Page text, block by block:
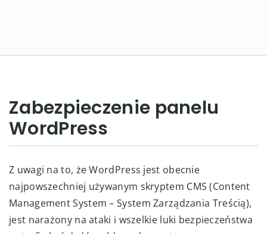
Zabezpieczenie panelu
WordPress
Z uwagi na to, że WordPress jest obecnie
najpowszechniej używanym skryptem CMS (Content
Management System – System Zarządzania Treścią),
jest narażony na ataki i wszelkie luki bezpieczeństwa